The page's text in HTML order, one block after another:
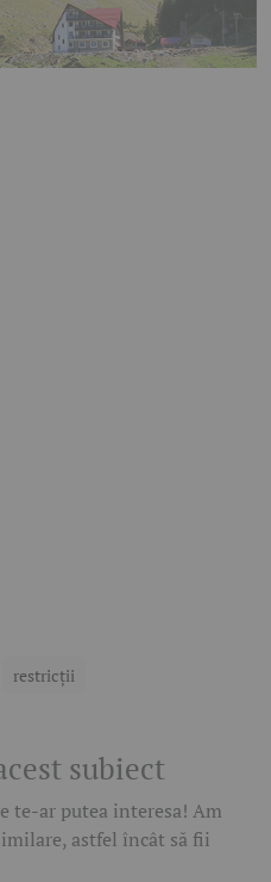
restricții
subiect
te-ar putea interesa! Am
astfel încât să fii